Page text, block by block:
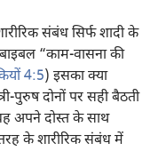
संबंध सिर्फ शादी के
“काम-वासना की
4:5) इसका क्या
पुरुष दोनों पर सही बैठती
अपने दोस्त के साथ
के शारीरिक संबंध में